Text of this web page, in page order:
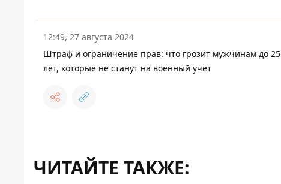
12:49, 27 августа 2024
Штраф и ограничение прав: что грозит мужчинам до 25
лет, которые не станут на военный учет
ЧИТАЙТЕ ТАКЖЕ: